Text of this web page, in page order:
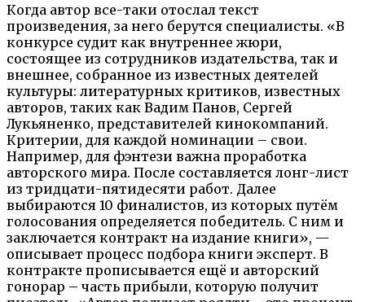
Когда автор все-таки отослал текст
произведения, за него берутся специалисты. «В
конкурсе судит как внутреннее жюри,
состоящее из сотрудников издательства, так и
внешнее, собранное из известных деятелей
культуры: литературных критиков, известных
авторов, таких как Вадим Панов, Сергей
Лукьяненко, представителей кинокомпаний.
Критерии, для каждой номинации – свои.
Например, для фэнтези важна проработка
авторского мира. После составляется лонг-лист
из тридцати-пятидесяти работ. Далее
выбираются 10 финалистов, из которых путём
голосования определяется победитель. С ним и
заключается контракт на издание книги», —
описывает процесс подбора книги эксперт. В
контракте прописывается ещё и авторский
гонорар – часть прибыли, которую получит